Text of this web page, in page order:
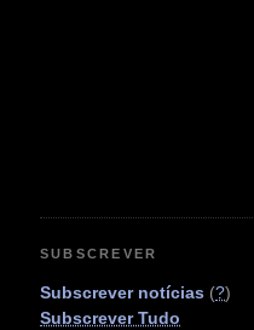
SUBSCREVER
Subscrever notícias (?)
Subscrever Tudo